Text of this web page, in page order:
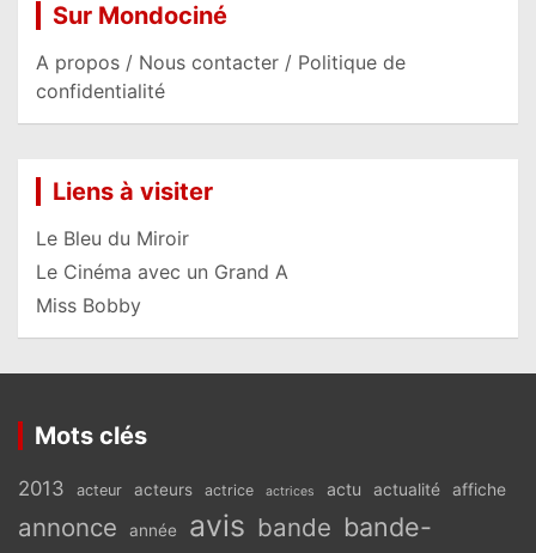
Sur Mondociné
A propos / Nous contacter / Politique de
confidentialité
Liens à visiter
Le Bleu du Miroir
Le Cinéma avec un Grand A
Miss Bobby
Mots clés
2013 acteur acteurs actrice actrices actu actualité affiche
annonce année avis bande bande-